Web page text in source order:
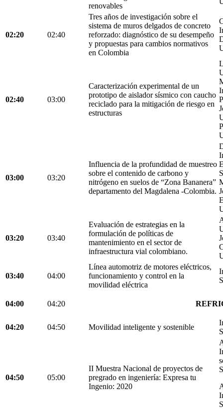
renovables
02:20 02:40
Tres años de investigación sobre el
sistema de muros delgados de concreto
reforzado: diagnóstico de su desempeño
y propuestas para cambios normativos
en Colombia
02:40 03:00
Caracterización experimental de un
prototipo de aislador sísmico con caucho
reciclado para la mitigación de riesgo en
estructuras
03:00 03:20
Influencia de la profundidad de muestreo
sobre el contenido de carbono y
nitrógeno en suelos de “Zona Bananera”
departamento del Magdalena -Colombia.
03:20 03:40
Evaluación de estrategias en la
formulación de políticas de
mantenimiento en el sector de
infraestructura vial colombiano.
03:40 04:00
Línea automotriz de motores eléctricos,
funcionamiento y control en la
movilidad eléctrica
04:00 04:20
04:20 04:50 Movilidad inteligente y sostenible
04:50 05:00
II Muestra Nacional de proyectos de
pregrado en ingeniería: Expresa tu
Ingenio: 2020